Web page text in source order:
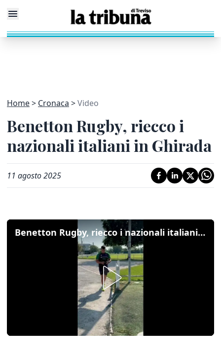
Home Cronaca Video
Benetton Rugby, riecco i
nazionali italiani in Ghirada
11 agosto 2025
Benetton Rugby, riecco i nazionali italiani in Ghirada